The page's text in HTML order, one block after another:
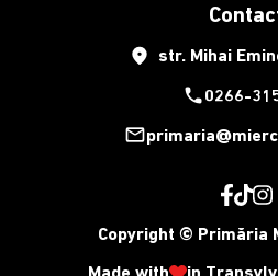
place str. Mihai
phone0266-
mail_outline
Copyright © Primăria